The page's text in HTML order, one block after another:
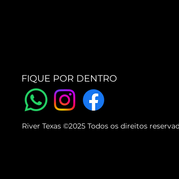
FIQUE POR DENTRO
River Texas ©2025 Todos os direitos